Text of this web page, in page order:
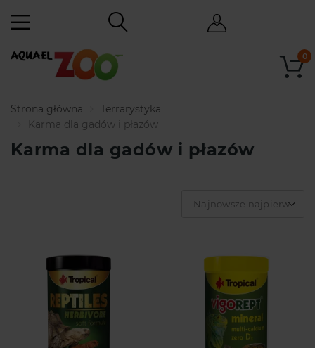
0
Strona główna
Terrarystyka
Karma dla gadów i płazów
Karma dla gadów i płazów
Najnowsze najpierw